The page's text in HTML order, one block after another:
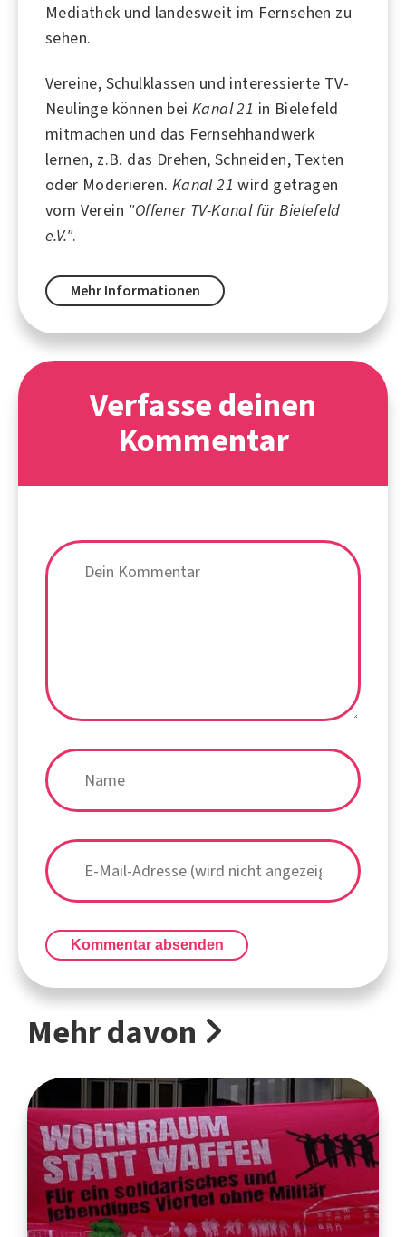
Mediathek und landesweit im Fernsehen zu
sehen.
Vereine, Schulklassen und interessierte TV-
Neulinge können bei Kanal 21 in Bielefeld
mitmachen und das Fernsehhandwerk
lernen, z.B. das Drehen, Schneiden, Texten
oder Moderieren. Kanal 21 wird getragen
vom Verein "Offener TV-Kanal für Bielefeld
e.V.".
Mehr Informationen
Verfasse deinen
Kommentar
Kommentar absenden
Mehr davon